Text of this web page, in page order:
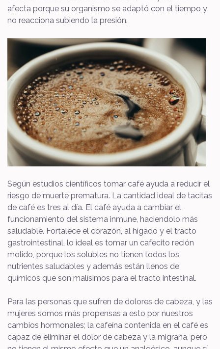
afecta porque su organismo se adaptó con el tiempo y
no reacciona subiendo la presión.
Según estudios científicos tomar café ayuda a reducir el
riesgo de muerte prematura. La cantidad ideal de tacitas
de café es tres al día. El café ayuda a cambiar el
funcionamiento del sistema inmune, haciendolo más
saludable. Fortalece el corazón, al hígado y el tracto
gastrointestinal, lo ideal es tomar un cafecito reción
molido, porque los solubles no tienen todos los
nutrientes saludables y además están llenos de
químicos que son malísimos para el tracto intestinal.
Para las personas que sufren de dolores de cabeza, y las
mujeres somos más propensas a esto por nuestros
cambios hormonales; la cafeína contenida en el café es
capaz de eliminar el dolor de cabeza y la migraña, pero